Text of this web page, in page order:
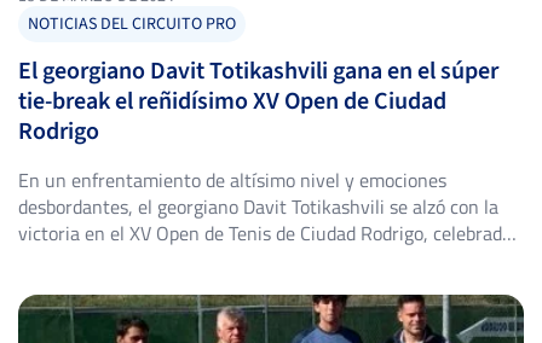
NOTICIAS DEL CIRCUITO PRO
El georgiano Davit Totikashvili gana en el súper
tie-break el reñidísimo XV Open de Ciudad
Rodrigo
En un enfrentamiento de altísimo nivel y emociones
desbordantes, el georgiano Davit Totikashvili se alzó con la
victoria en el XV Open de Tenis de Ciudad Rodrigo, celebrado
durante casi dos horas y […]